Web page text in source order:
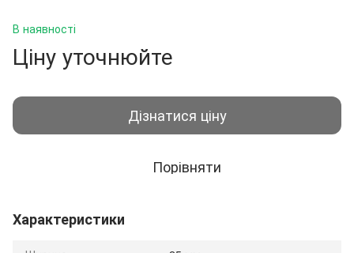
В наявності
Ціну уточнюйте
Дізнатися ціну
Порівняти
Характеристики